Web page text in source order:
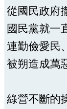
從國民政府
國民黨就一
連勤儉愛民
被朔造成萬
綠營不斷的